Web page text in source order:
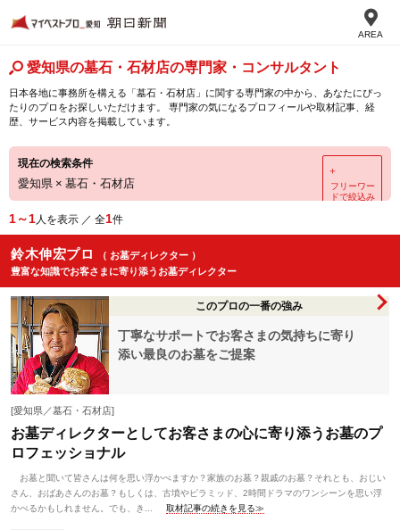
AREA
愛知県の墓石・石材店の専門家・コンサルタント
日本各地に事務所を構える「墓石・石材店」に関する専門家の中から、あなたにぴっ
たりのプロをお探しいただけます。 専門家の気になるプロフィールや取材記事、経
歴、サービス内容を掲載しています。
現在の検索条件
愛知県 × 墓石・石材店
＋
フリーワー
ドで絞込み
1～1人を表示 ／ 全1件
鈴木伸宏プロ
（ お墓ディレクター ）
豊富な知識でお客さまに寄り添うお墓ディレクター
このプロの一番の強み
丁寧なサポートでお客さまの気持ちに寄り
添い最良のお墓をご提案
[愛知県／墓石・石材店]
お墓ディレクターとしてお客さまの心に寄り添うお墓のプ
ロフェッショナル
お墓と聞いて皆さんは何を思い浮かべますか？家族のお墓？親戚のお墓？それとも、おじい
さん、おばあさんのお墓？もしくは、古墳やピラミッド、2時間ドラマのワンシーンを思い浮
かべるかもしれません。でも、き...
取材記事の続きを見る≫